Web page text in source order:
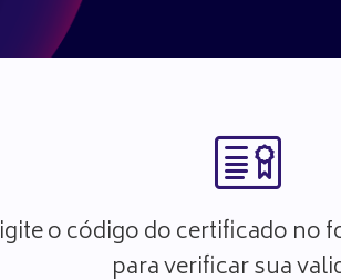
o código do certificado no
para verificar sua